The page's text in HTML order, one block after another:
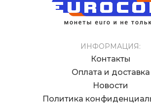
ИНФОРМАЦИЯ:
Контакты
Оплата и доставка
Новости
Политика